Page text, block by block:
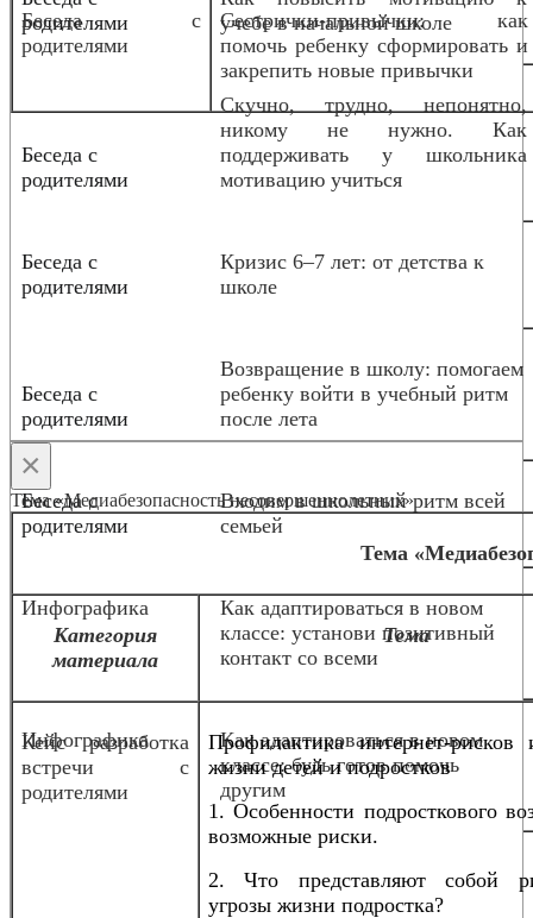
родителями
учебе в начальной школе
Беседа с
родителями
Скучно, трудно, непонятно,
никому не нужно. Как
поддерживать у школьника
мотивацию учиться
Беседа с
родителями
Кризис 6–7 лет: от детства к
школе
Беседа с
родителями
Возвращение в школу: помогаем
ребенку войти в учебный ритм
после лета
Беседа с
родителями
Входим в школьный ритм всей
семьей
Инфографика
Как адаптироваться в новом
классе: установи позитивный
контакт со всеми
Инфографика
Как адаптироваться в новом
классе: будь готов помочь
другим
Беседа с
родителями
Сестрички-привычки: как
помочь ребенку сформировать и
закрепить новые привычки
×
Тема «Медиабезопасность несовершеннолетних»
Тема
Категория
материала
Тема
Кейс разработка
встречи с
родителями
Профилактика интернет-рисков
жизни детей и подростков
1. Особенности подросткового
возможные риски.
2. Что представляют собой
угрозы жизни подростка?